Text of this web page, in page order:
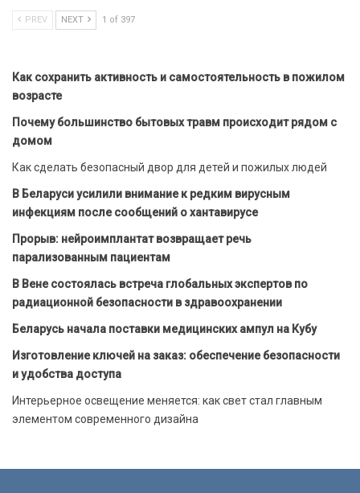
PREV NEXT 1 of 397
Как сохранить активность и самостоятельность в пожилом
возрасте
Почему большинство бытовых травм происходит рядом с
домом
Как сделать безопасный двор для детей и пожилых людей
В Беларуси усилили внимание к редким вирусным
инфекциям после сообщений о хантавирусе
Прорыв: нейроимплантат возвращает речь
парализованным пациентам
В Вене состоялась встреча глобальных экспертов по
радиационной безопасности в здравоохранении
Беларусь начала поставки медицинских ампул на Кубу
Изготовление ключей на заказ: обеспечение безопасности
и удобства доступа
Интерьерное освещение меняется: как свет стал главным
элементом современного дизайна